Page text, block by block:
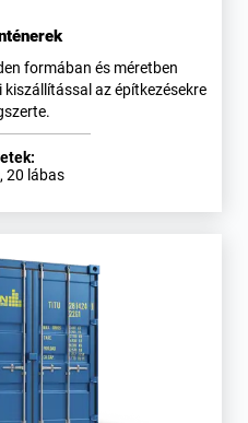
formában és méretben
az építkezésekre
20 lábas